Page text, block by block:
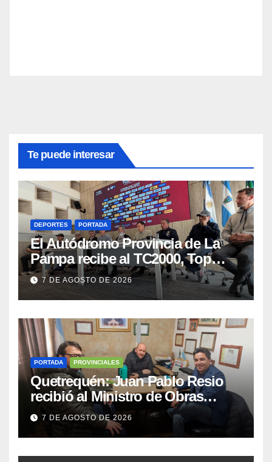
Te puede interesar
DEPORTES PORTADA
El Autódromo Provincia de La
Pampa recibe al TC2000, Top
Race y Fórmula Nacional este fin
de semana
7 DE AGOSTO DE 2026
PORTADA PROVINCIALES
Quetrequén: Juan Pablo Resio
recibió al Ministro de Obras
Públicas y al Presidente de
Vialidad para recorrer la ruta a
Villa Huidobro
7 DE AGOSTO DE 2026